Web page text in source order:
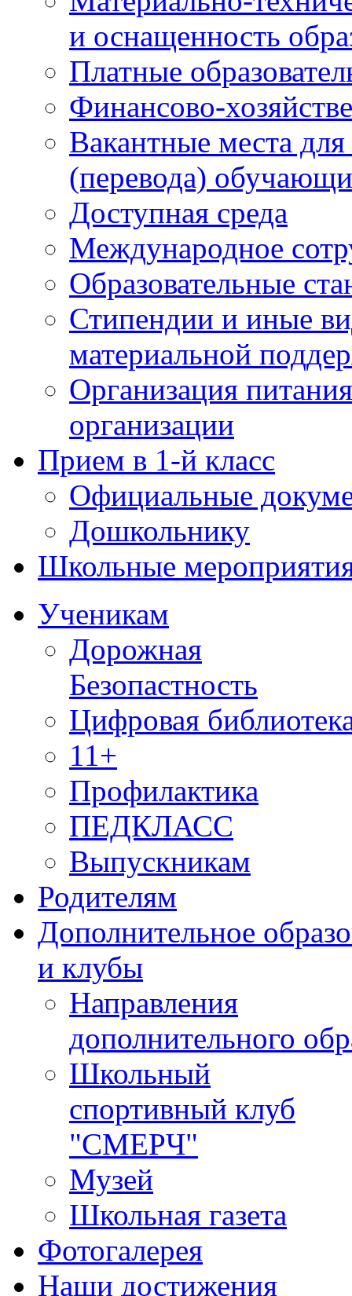
и оснащенность
Платные
Финансово-
Вакантные места
(перевода)
Доступная среда
Международное
Образовательные
Стипендии и иные
материальной
Организация
организации
Прием в 1-й класс
Официальные
Дошкольнику
Школьные
Ученикам
Дорожная
Безопастность
Цифровая
11+
Профилактика
ПЕДКЛАСС
Выпускникам
Родителям
Дополнительное
и клубы
Направления
дополнительного
Школьный
спортивный клуб
"СМЕРЧ"
Музей
Школьная газета
Фотогалерея
Наши достижения